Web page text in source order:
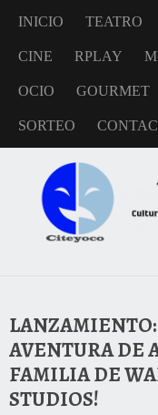
INICIO TEATRO
CINE RPLAY
OCIO GOURMET
SORTEO
AVENTURA DE
FAMILIA DE
STUDIOS!